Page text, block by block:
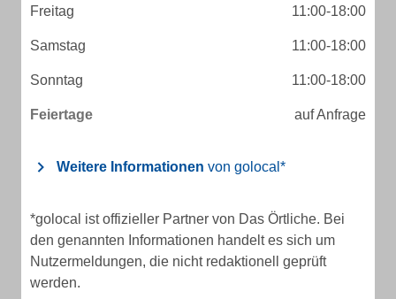
Freitag 11:00-18:00
Samstag 11:00-18:00
Sonntag 11:00-18:00
Feiertage auf Anfrage
Weitere Informationen von golocal*
*golocal ist offizieller Partner von Das Örtliche. Bei
den genannten Informationen handelt es sich um
Nutzermeldungen, die nicht redaktionell geprüft
werden.